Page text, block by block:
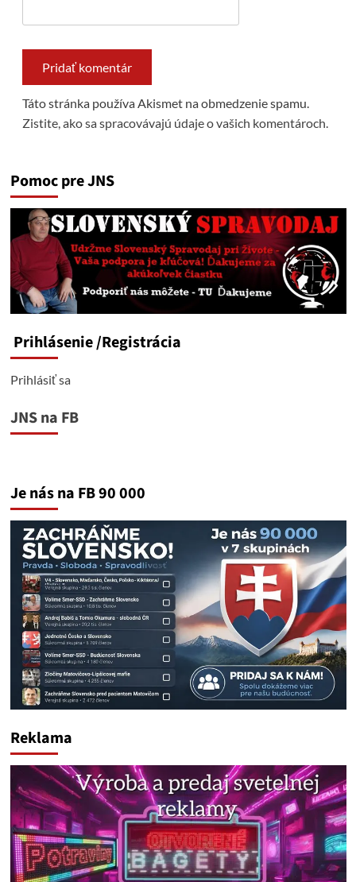
Táto stránka používa Akismet na obmedzenie spamu.
Zistite, ako sa spracovávajú údaje o vašich komentároch.
Pomoc pre JNS
Prihlásenie/Registrácia
Prihlásiť sa
JNS na FB
Je nás na FB 90 000
Reklama